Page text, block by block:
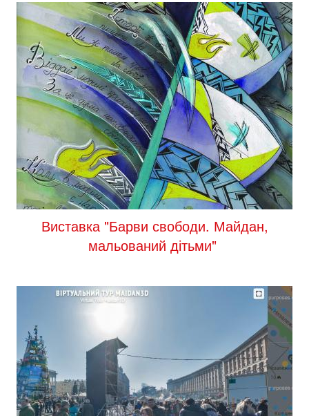
Виставка "Барви свободи. Майдан,
мальований дітьми"